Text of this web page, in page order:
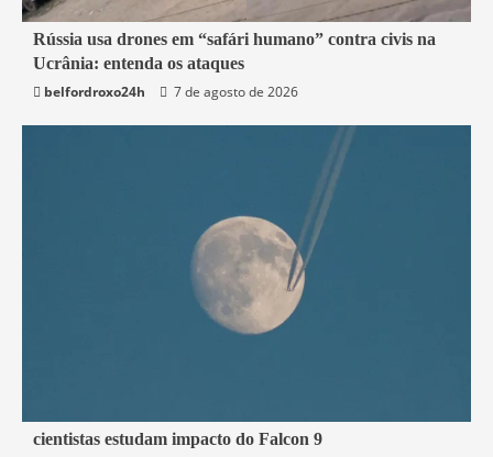
2 min read
Mundo
Rússia usa drones em “safári humano” contra civis na
Ucrânia: entenda os ataques
belfordroxo24h
7 de agosto de 2026
2 min read
cientistas estudam impacto do Falcon 9